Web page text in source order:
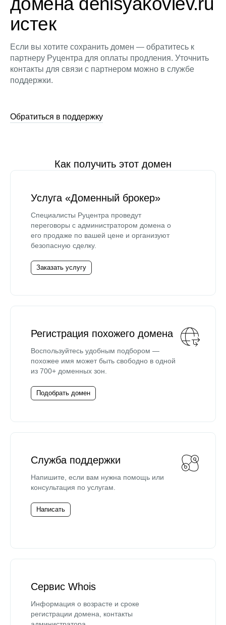
истек
Если вы хотите сохранить домен — обратитесь к
партнеру Руцентра для оплаты продления. Уточнить
контакты для связи с партнером можно в службе
поддержки.
Обратиться в поддержку
Как получить этот домен
Услуга «Доменный брокер»
Специалисты Руцентра проведут
переговоры с администратором домена о
его продаже по вашей цене и организуют
безопасную сделку.
Заказать услугу
Регистрация похожего домена
Воспользуйтесь удобным подбором —
похожее имя может быть свободно в одной
из 700+ доменных зон.
Подобрать домен
Служба поддержки
Напишите, если вам нужна помощь или
консультация по услугам.
Написать
Сервис Whois
Информация о возрасте и сроке
регистрации домена, контакты